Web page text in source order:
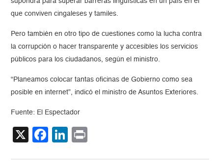
que conviven cingaleses y tamiles.
Pero también en otro tipo de cuestiones como la lucha contra
la corrupción o hacer transparente y accesibles los servicios
públicos para los ciudadanos, según el ministro.
“Planeamos colocar tantas oficinas de Gobierno como sea
posible en internet”, indicó el ministro de Asuntos Exteriores.
Fuente: El Espectador
X Facebook
LinkedIn